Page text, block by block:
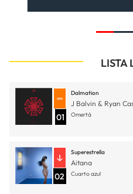
LISTA
01
Dalmation
J Balvin & Ryan
Omertá
02
Superestrella
Aitana
Cuarto azul